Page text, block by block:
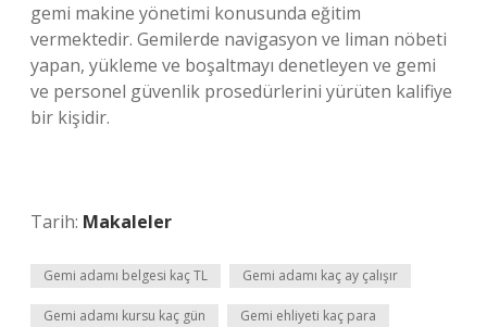
gemi makine yönetimi konusunda eğitim
vermektedir. Gemilerde navigasyon ve liman nöbeti
yapan, yükleme ve boşaltmayı denetleyen ve gemi
ve personel güvenlik prosedürlerini yürüten kalifiye
bir kişidir.
Tarih: Makaleler
Gemi adamı belgesi kaç TL Gemi adamı kaç ay çalışır
Gemi adamı kursu kaç gün Gemi ehliyeti kaç para